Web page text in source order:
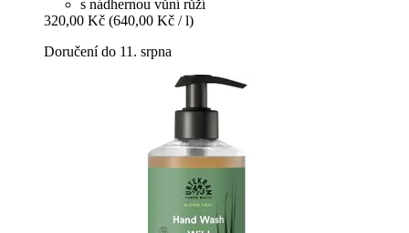
s nádhernou vůní růží
320,00 Kč (640,00 Kč / l)
Doručení do 11. srpna